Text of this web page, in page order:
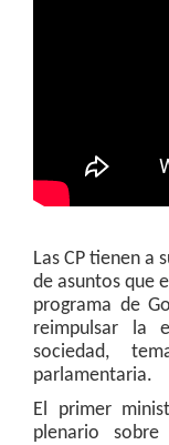
Las CP tienen a
de asuntos que
programa de
reimpulsar la
sociedad,
parlamentaria.
El primer
plenario